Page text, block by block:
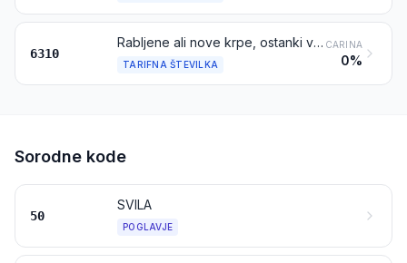
6310
Rabljene ali nove krpe, ostanki vrvi, motvozov, konopcev in kablov in rabljeni izdelki iz vrvi, motvozov, konopcev ali kablov, iz tekstilnih materialov
TARIFNA ŠTEVILKA
CARINA
0%
Sorodne kode
50
SVILA
POGLAVJE